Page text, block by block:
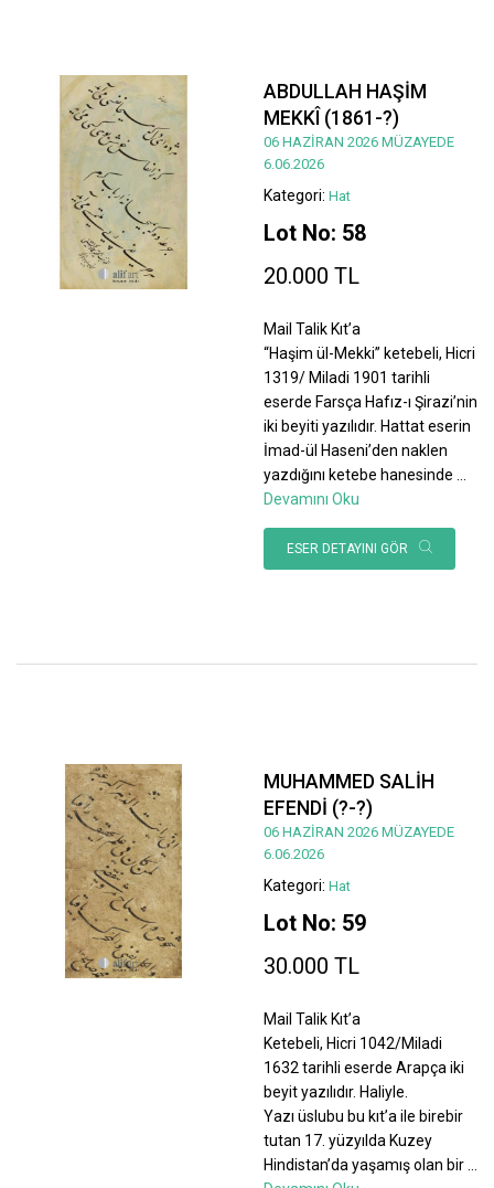
ABDULLAH HAŞİM
MEKKÎ (1861-?)
06 HAZİRAN 2026 MÜZAYEDE
6.06.2026
Kategori: Hat
Lot No: 58
20.000 TL
Mail Talik Kıt’a
“Haşim ül-Mekki” ketebeli, Hicri
1319/ Miladi 1901 tarihli
eserde Farsça Hafız-ı Şirazi’nin
iki beyiti yazılıdır. Hattat eserin
İmad-ül Haseni’den naklen
yazdığını ketebe hanesinde
Devamını Oku
ESER DETAYINI GÖR
MUHAMMED SALİH
EFENDİ (?-?)
06 HAZİRAN 2026 MÜZAYEDE
6.06.2026
Kategori: Hat
Lot No: 59
30.000 TL
Mail Talik Kıt’a
Ketebeli, Hicri 1042/Miladi
1632 tarihli eserde Arapça iki
beyit yazılıdır. Haliyle.
Yazı üslubu bu kıt’a ile birebir
tutan 17. yüzyılda Kuzey
Hindistan’da yaşamış olan bir